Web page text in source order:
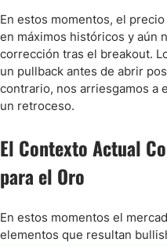
En estos momentos, el
en máximos históricos y aún
corrección tras el breakout.
un pullback antes de abrir
contrario, nos arriesgamos a
un retroceso.
El Contexto Actual
para el Oro
En estos momentos el
elementos que resultan